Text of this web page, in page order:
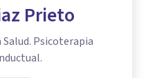
Prieto
Psicoterapia